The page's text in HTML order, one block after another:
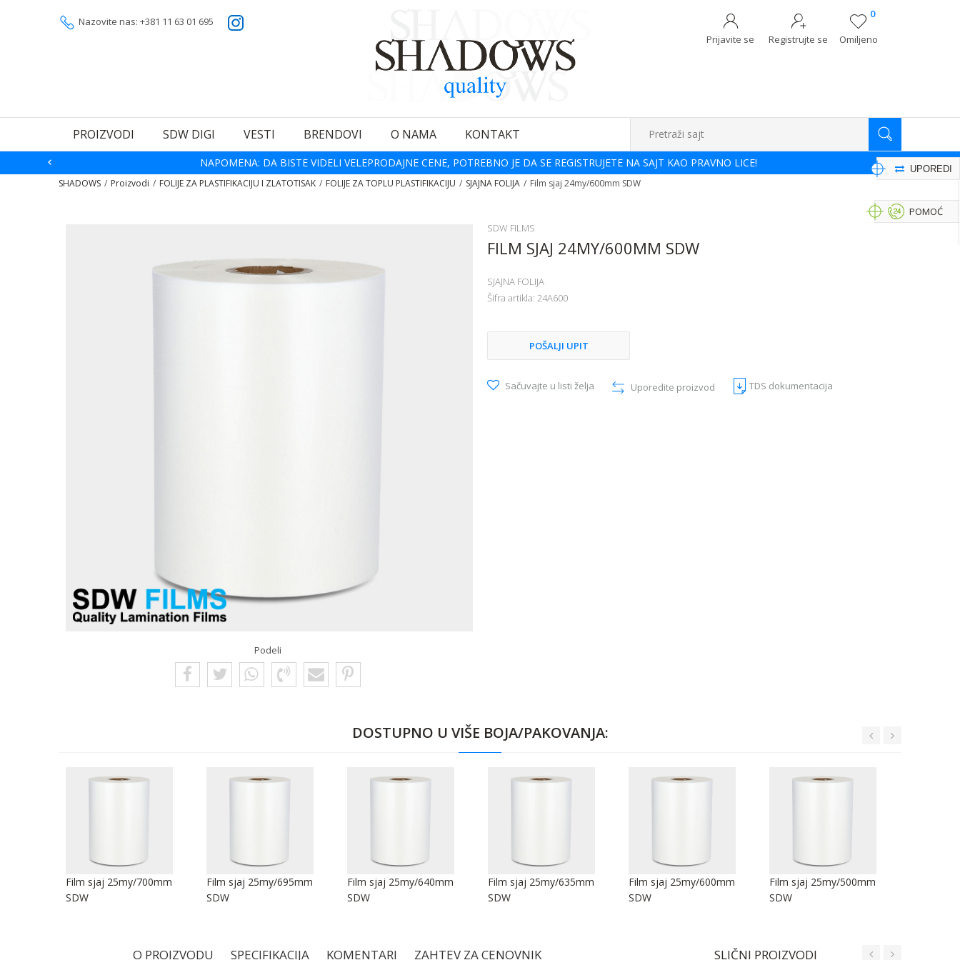
Nazovite nas: +381 11 63 01 695
Omiljeno
0
Prijavite se
Registrujte se
PROIZVODI SDW DIGI VESTI BRENDOVI O NAMA KONTAKT Pretraži sajt
NAPOMENA: DA BISTE VIDELI VELEPRODAJNE CENE, POTREBNO JE DA SE REGISTRUJETE NA SAJT KAO PRAVNO LICE!
SHADOWS Proizvodi FOLIJE ZA PLASTIFIKACIJU I ZLATOTISAK FOLIJE ZA TOPLU PLASTIFIKACIJU SJAJNA FOLIJA Film sjaj 24my/600mm SDW
UPOREDI
Podeli
SDW FILMS
FILM SJAJ 24MY/600MM SDW
SJAJNA FOLIJA
Šifra artikla: 24A600
POŠALJI UPIT
Sačuvajte u listi želja Uporedite proizvod TDS dokumentacija
POMOĆ
DOSTUPNO U VIŠE BOJA/PAKOVANJA:
Film sjaj 25my/700mm
SDW
Film sjaj 25my/695mm
SDW
Film sjaj 25my/640mm
SDW
Film sjaj 25my/635mm
SDW
Film sjaj 25my/600mm
SDW
Film sjaj 25my/500mm
SDW
O PROIZVODU SPECIFIKACIJA KOMENTARI ZAHTEV ZA CENOVNIK SLIČNI PROIZVODI